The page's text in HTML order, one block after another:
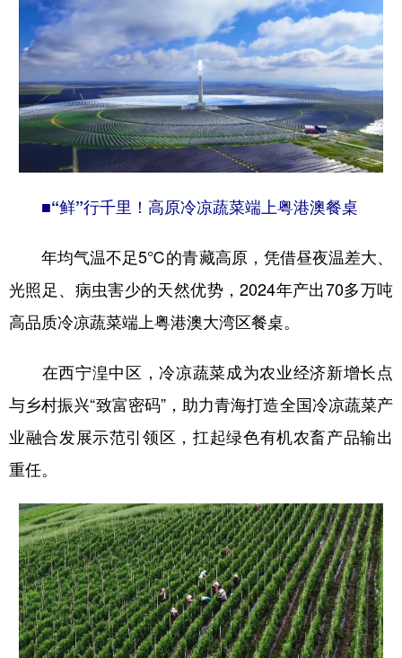
■“鲜”行千里！高原冷凉蔬菜端上粤港澳餐桌
年均气温不足5℃的青藏高原，凭借昼夜温差大、
光照足、病虫害少的天然优势，2024年产出70多万吨
高品质冷凉蔬菜端上粤港澳大湾区餐桌。
在西宁湟中区，冷凉蔬菜成为农业经济新增长点
与乡村振兴“致富密码”，助力青海打造全国冷凉蔬菜产
业融合发展示范引领区，扛起绿色有机农畜产品输出
重任。